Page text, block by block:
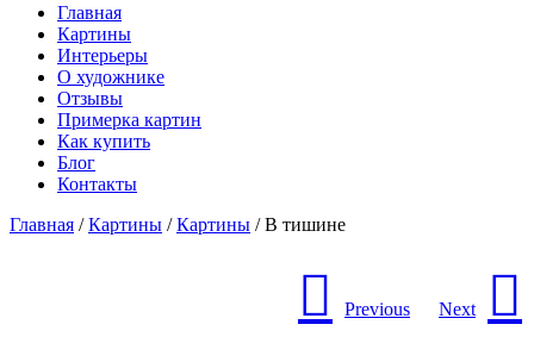
Главная
Картины
Интерьеры
О художнике
Отзывы
Примерка картин
Как купить
Блог
Контакты
Главная /Картины /Картины / В тишине
Previous Next